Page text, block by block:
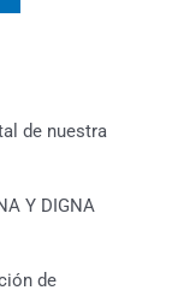
de nuestra
Y DIGNA
de